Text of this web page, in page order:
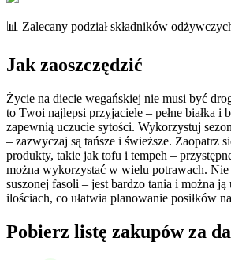
📊 Zalecany podział składników
Jak zaoszczędzić
Życie na diecie wegańskiej nie musi być
to Twoi najlepsi przyjaciele – pełne białka i
zapewnią uczucie sytości. Wykorzystuj
– zazwyczaj są tańsze i świeższe. Zaopatrz
produkty, takie jak tofu i tempeh –
można wykorzystać w wielu potrawach. Nie
suszonej fasoli – jest bardzo tania i można
ilościach, co ułatwia planowanie posiłków
Pobierz listę zakupów za